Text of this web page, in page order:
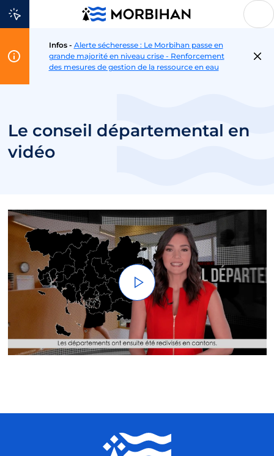
Aller au contenu
FlashInfos - Alerte sécheresse : Le Morbihan passe en
grande majorité en niveau crise - Renforcement
des mesures de gestion de la ressource en eau
Le conseil départemental en
vidéo